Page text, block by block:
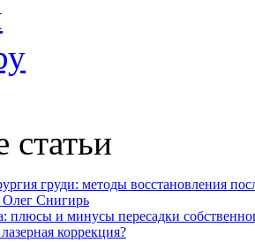
статьи
груди: методы восстановления
Олег Снигирь
и минусы пересадки
коррекция?